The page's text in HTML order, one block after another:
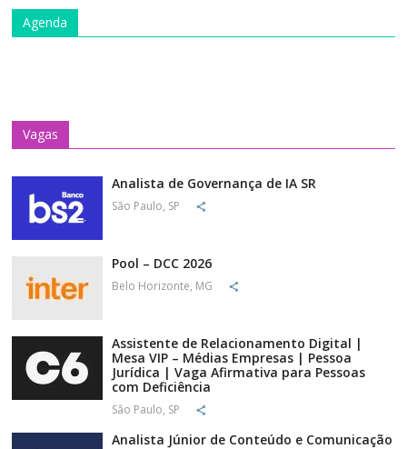
Agenda
Vagas
Analista de Governança de IA SR
São Paulo, SP
Pool – DCC 2026
Belo Horizonte, MG
Assistente de Relacionamento Digital |
Mesa VIP – Médias Empresas | Pessoa
Jurídica | Vaga Afirmativa para Pessoas
com Deficiência
São Paulo, SP
Analista Júnior de Conteúdo e Comunicação